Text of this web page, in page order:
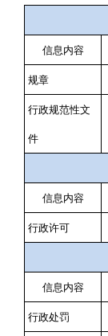
信息内容
规章
行政规范性文
件
信息内容
行政许可
信息内容
行政处罚